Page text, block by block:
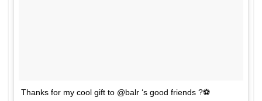
Thanks for my cool gift to @balr ‘s good friends ?⚽️